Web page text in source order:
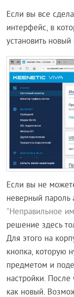
Если вы все
интерфейс, в
установить новый
Если вы не
неверный пароль
"Неправильное
решение здесь
Для этого на
кнопка, которую
предметом и
настройки.
как новый.